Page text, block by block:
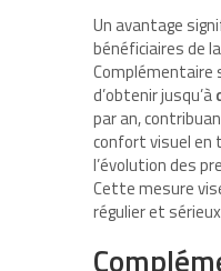
Un avantage
bénéficiaires de la
d’obtenir jusqu’à
par an,
confort visuel en
l’évolution des
Cette mesure
régulier et